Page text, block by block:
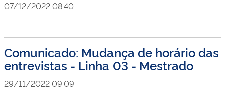
07/12/2022 08:40
Comunicado: Mudança de horário das
entrevistas - Linha 03 - Mestrado
29/11/2022 09:09